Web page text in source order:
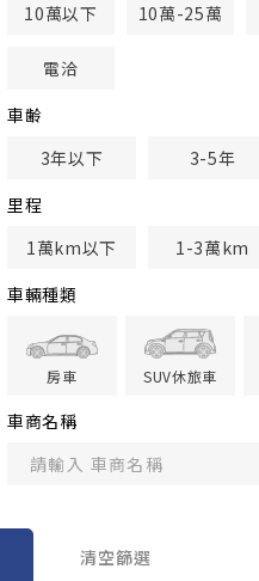
10萬以下
10萬-25萬
電洽
車齢
3年以下
3-5年
里程
1萬km以下
1-3萬km
車輛種類
房車 SUV休旅車
車商名稱
清空篩選